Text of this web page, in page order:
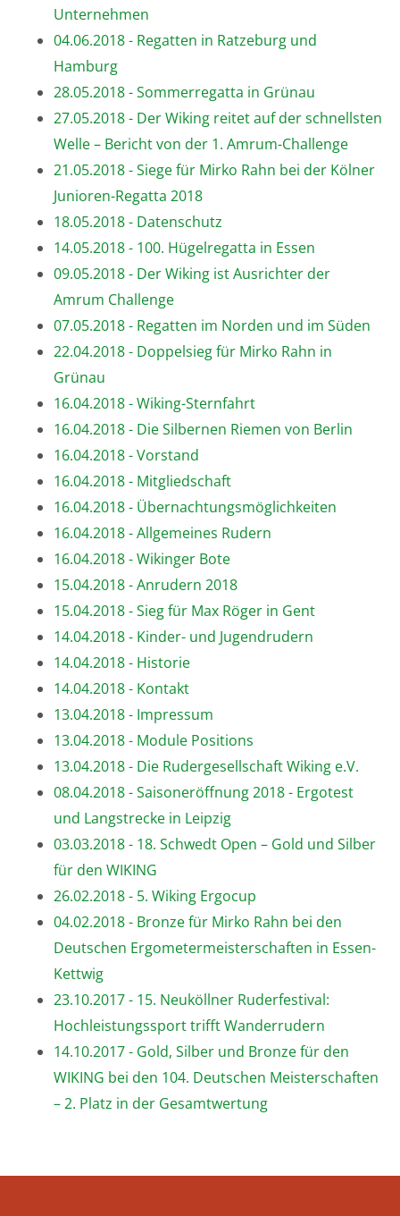
Unternehmen
04.06.2018 - Regatten in Ratzeburg und
Hamburg
28.05.2018 - Sommerregatta in Grünau
27.05.2018 - Der Wiking reitet auf der schnellsten
Welle – Bericht von der 1. Amrum-Challenge
21.05.2018 - Siege für Mirko Rahn bei der Kölner
Junioren-Regatta 2018
18.05.2018 - Datenschutz
14.05.2018 - 100. Hügelregatta in Essen
09.05.2018 - Der Wiking ist Ausrichter der
Amrum Challenge
07.05.2018 - Regatten im Norden und im Süden
22.04.2018 - Doppelsieg für Mirko Rahn in
Grünau
16.04.2018 - Wiking-Sternfahrt
16.04.2018 - Die Silbernen Riemen von Berlin
16.04.2018 - Vorstand
16.04.2018 - Mitgliedschaft
16.04.2018 - Übernachtungsmöglichkeiten
16.04.2018 - Allgemeines Rudern
16.04.2018 - Wikinger Bote
15.04.2018 - Anrudern 2018
15.04.2018 - Sieg für Max Röger in Gent
14.04.2018 - Kinder- und Jugendrudern
14.04.2018 - Historie
14.04.2018 - Kontakt
13.04.2018 - Impressum
13.04.2018 - Module Positions
13.04.2018 - Die Rudergesellschaft Wiking e.V.
08.04.2018 - Saisoneröffnung 2018 - Ergotest
und Langstrecke in Leipzig
03.03.2018 - 18. Schwedt Open – Gold und Silber
für den WIKING
26.02.2018 - 5. Wiking Ergocup
04.02.2018 - Bronze für Mirko Rahn bei den
Deutschen Ergometermeisterschaften in Essen-
Kettwig
23.10.2017 - 15. Neuköllner Ruderfestival:
Hochleistungssport trifft Wanderrudern
14.10.2017 - Gold, Silber und Bronze für den
WIKING bei den 104. Deutschen Meisterschaften
– 2. Platz in der Gesamtwertung